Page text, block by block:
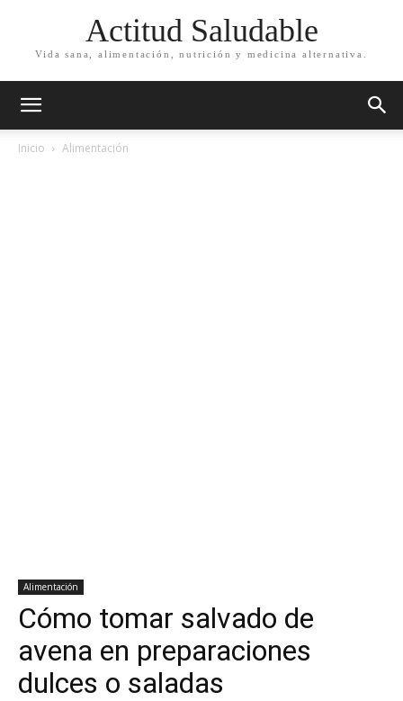
Actitud Saludable
Vida sana, alimentación, nutrición y medicina alternativa.
Inicio Alimentación
Alimentación
Cómo tomar salvado de
avena en preparaciones
dulces o saladas